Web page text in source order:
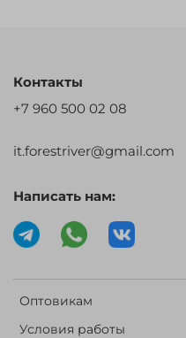
Оптовикам
Условия работы
Контакты
+7 960 500 02 08
it.forestriver@gmail.com
Написать нам: